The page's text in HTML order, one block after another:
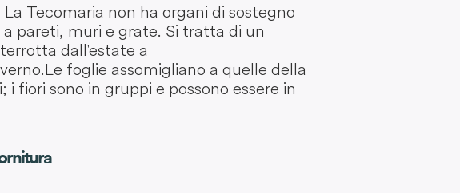
Tecomaria non ha organi di sostegno
pareti, muri e grate. Si tratta di un
dall'estate a
Le foglie assomigliano a quelle della
sono in gruppi e possono essere in